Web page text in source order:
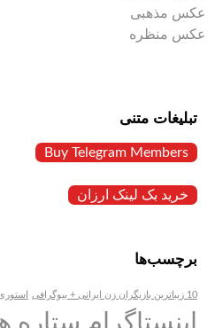
عکس مذهبی
عکس منظره
تبلیغات متنی
Buy Telegram Members
خرید بک لینک ارزان
برچسب‌ها
10 زیباترین بازیگران زن ایرانی + بیوگرافی
اینستاگرام ستاره